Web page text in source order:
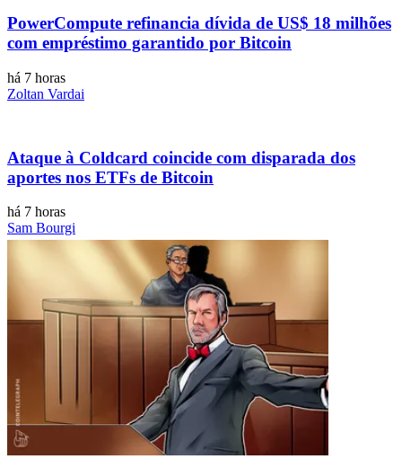
PowerCompute refinancia dívida de US$ 18 milhões
com empréstimo garantido por Bitcoin
há 7 horas
Zoltan Vardai
Ataque à Coldcard coincide com disparada dos
aportes nos ETFs de Bitcoin
há 7 horas
Sam Bourgi